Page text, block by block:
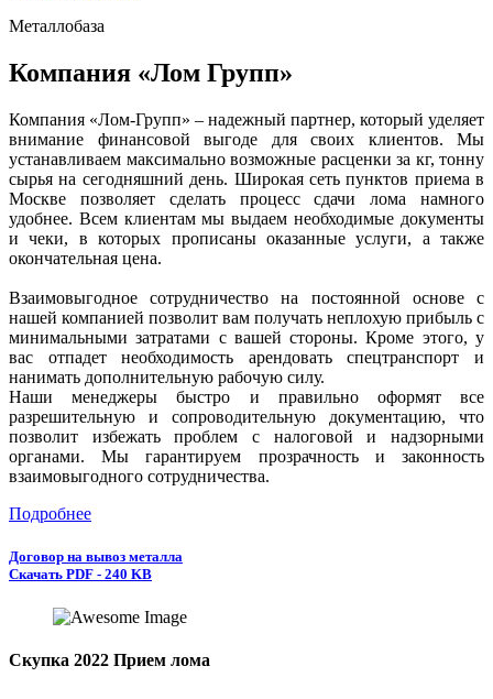
Металлобаза
Компания «Лом Групп»
Компания «Лом-Групп» – надежный партнер, который уделяет
внимание финансовой выгоде для своих клиентов. Мы
устанавливаем максимально возможные расценки за кг, тонну
сырья на сегодняшний день. Широкая сеть пунктов приема в
Москве позволяет сделать процесс сдачи лома намного
удобнее. Всем клиентам мы выдаем необходимые документы
и чеки, в которых прописаны оказанные услуги, а также
окончательная цена.
Взаимовыгодное сотрудничество на постоянной основе с
нашей компанией позволит вам получать неплохую прибыль с
минимальными затратами с вашей стороны. Кроме этого, у
вас отпадет необходимость арендовать спецтранспорт и
нанимать дополнительную рабочую силу.
Наши менеджеры быстро и правильно оформят все
разрешительную и сопроводительную документацию, что
позволит избежать проблем с налоговой и надзорными
органами. Мы гарантируем прозрачность и законность
взаимовыгодного сотрудничества.
Подробнее
Договор на вывоз металла
Скачать PDF - 240 KB
Скупка 2022 Прием лома